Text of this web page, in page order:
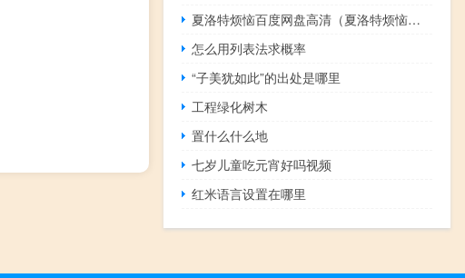
夏洛特烦恼百度网盘高清（夏洛特烦恼百度网盘）
怎么用列表法求概率
“子美犹如此”的出处是哪里
工程绿化树木
置什么什么地
七岁儿童吃元宵好吗视频
红米语言设置在哪里